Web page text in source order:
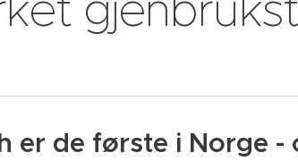
er de første i Norge -